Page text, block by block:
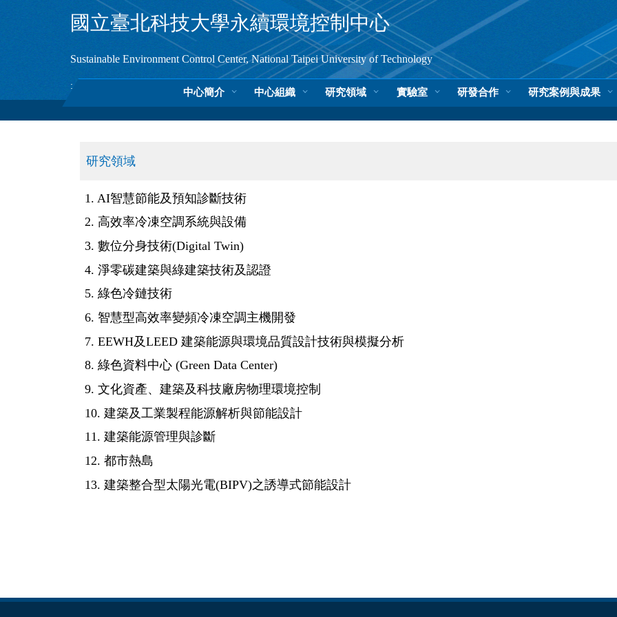
國立臺北科技大學永續環境控制中心
Sustainable Environment Control Center, National Taipei University of Technology
中心簡介 中心組織 研究領域 實驗室 研發合作 研究案例與成果
:
研究領域
1. AI智慧節能及預知診斷技術
2. 高效率冷凍空調系統與設備
3. 數位分身技術(Digital Twin)
4. 淨零碳建築與綠建築技術及認證
5. 綠色冷鏈技術
6. 智慧型高效率變頻冷凍空調主機開發
7. EEWH及LEED 建築能源與環境品質設計技術與模擬分析
8. 綠色資料中心 (Green Data Center)
9. 文化資產、建築及科技廠房物理環境控制
10. 建築及工業製程能源解析與節能設計
11. 建築能源管理與診斷
12. 都市熱島
13. 建築整合型太陽光電(BIPV)之誘導式節能設計